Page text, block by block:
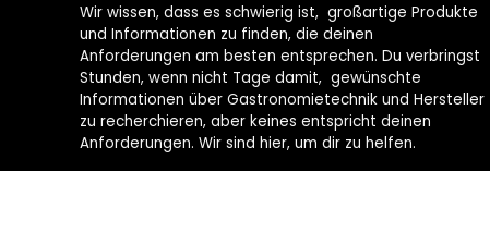
Wir wissen, dass es schwierig ist, großartige Produkte
und Informationen zu finden, die deinen
Anforderungen am besten entsprechen. Du verbringst
Stunden, wenn nicht Tage damit, gewünschte
Informationen über Gastronomietechnik und Hersteller
zu recherchieren, aber keines entspricht deinen
Anforderungen. Wir sind hier, um dir zu helfen.